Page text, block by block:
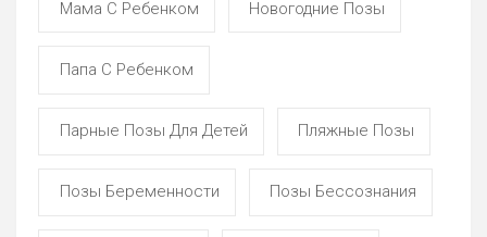
Мама С Ребенком Новогодние Позы
Папа С Ребенком
Парные Позы Для Детей Пляжные Позы
Позы Беременности Позы Бессознания